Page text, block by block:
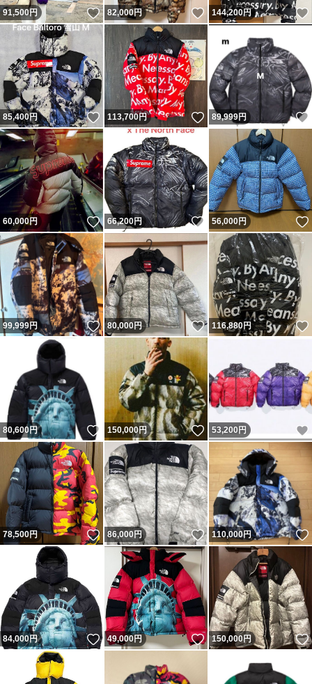
91,500円 いいね！
82,000円 いいね！
144,200円
85,400円 いいね！
113,700円 いいね！
89,999円
60,000円 いいね！
66,200円 いいね！
56,000円
99,999円 いいね！
80,000円 いいね！
116,880円
80,600円 いいね！
150,000円 いいね！
53,200 円
78,500円 いいね！
86,000 円 いいね！
110,000円
84,000円 いいね！
49,000円 いいね！
150,000円